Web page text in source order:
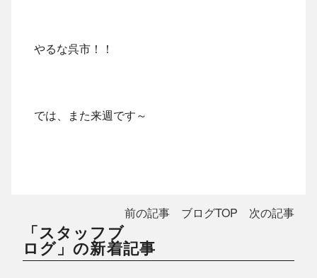
やるな呉市！！
では、また来週です～
前の記事 ブログTOP 次の記事
「スタッフブ
ログ」の新着記事